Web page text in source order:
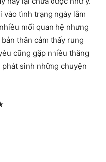
vào tình trạng ngày lắm
mối quan hệ nhưng
thân cảm thấy rung
cũng gặp nhiều thăng
sinh những chuyện